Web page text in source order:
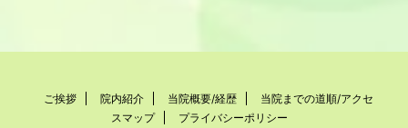
ご挨拶 院内紹介 当院概要/経歴
当院までの道順/アクセ
スマップ
プライバシーポリシー